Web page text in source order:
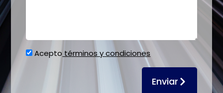
Acepto términos y condiciones
Enviar